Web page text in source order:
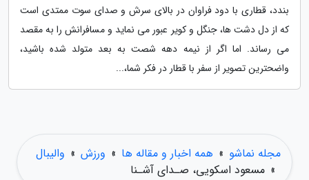
بندد، قطاری با دود فراوان در بالای سرش و صدای سوت ممتدی است
که از دل دشت ها، جنگل و کویر عبور می نماید و مسافرانش را به مقصد
می رساند. اما اگر از نیمه دهه شصت به بعد متولد شده باشید،
واضحترین تصویر از سفر با قطار در فکر شما،...
مجله نماشو » همه اخبار و مقاله ها » ورزش » والیبال
» مسعود اسکویی، صـدای آشـنا